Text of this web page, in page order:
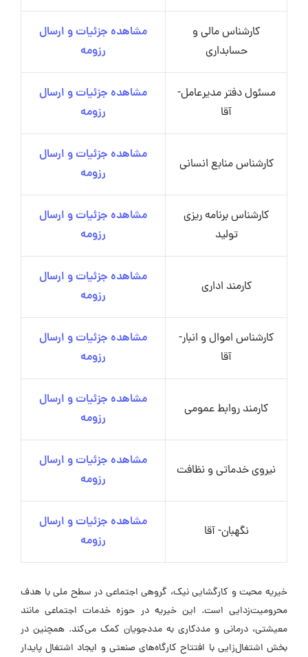
کارشناس مالی و
حسابداری
مشاهده جزئیات و ارسال
رزومه
مسئول دفتر مدیرعامل-
آقا
مشاهده جزئیات و ارسال
رزومه
کارشناس منابع انسانی
مشاهده جزئیات و ارسال
رزومه
کارشناس برنامه ریزی
تولید
مشاهده جزئیات و ارسال
رزومه
کارمند اداری
مشاهده جزئیات و ارسال
رزومه
کارشناس اموال و انبار-
آقا
مشاهده جزئیات و ارسال
رزومه
کارمند روابط عمومی
مشاهده جزئیات و ارسال
رزومه
نیروی خدماتی و نظافت
مشاهده جزئیات و ارسال
رزومه
نگهبان- آقا
مشاهده جزئیات و ارسال
رزومه
خیریه محبت و کارگشایی نیک، گروهی اجتماعی در سطح ملی با هدف
محرومیت‌زدایی است. این خیریه در حوزه خدمات اجتماعی مانند
معیشتی، درمانی و مددکاری به مددجویان کمک می‌کند. همچنین در
بخش اشتغال‌زایی با افتتاح کارگاه‌های صنعتی و ایجاد اشتغال پایدار